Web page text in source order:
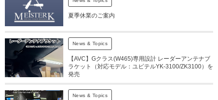
夏季休業のご案内
News & Topics
【AVC】Gクラス(W465)専用設計 レーダーアンテナブ
ラケット（対応モデル：ユピテルYK-3100/ZK3100）を
発売
News & Topics